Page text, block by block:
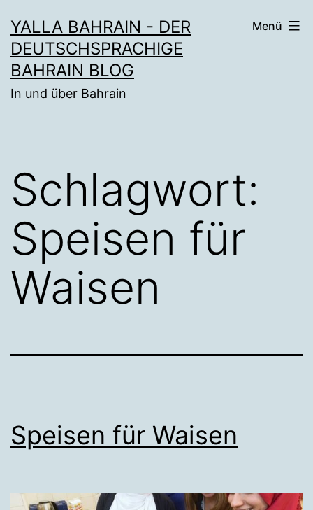
Inhalt
springen
YALLA BAHRAIN - DER
DEUTSCHSPRACHIGE
BAHRAIN BLOG
In und über Bahrain
Menü
Schlagwort:
Speisen für
Waisen
Speisen für Waisen